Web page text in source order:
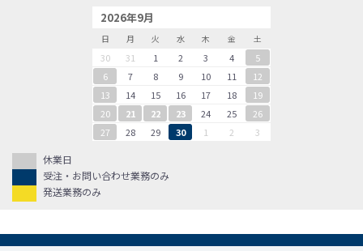
2026年9月
日 月 火 水 木 金 土
30 31 1 2 3 4
5
6
7 8 9 10 11
12
13
14 15 16 17 18
19
20
21 22 23 24 25
26
27
28 29 30 1 2 3
休業日
受注・お問い合わせ業務のみ
発送業務のみ